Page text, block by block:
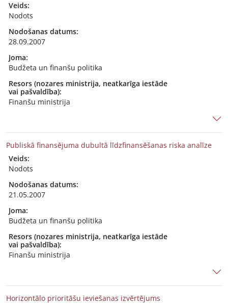
Veids:
Nodots
Nodošanas datums:
28.09.2007
Joma:
Budžeta un finanšu politika
Resors (nozares ministrija, neatkarīga iestāde
vai pašvaldība):
Finanšu ministrija
Publiskā finansējuma dubultā līdzfinansēšanas riska analīze
Veids:
Nodots
Nodošanas datums:
21.05.2007
Joma:
Budžeta un finanšu politika
Resors (nozares ministrija, neatkarīga iestāde
vai pašvaldība):
Finanšu ministrija
Horizontālo prioritāšu ieviešanas izvērtējums